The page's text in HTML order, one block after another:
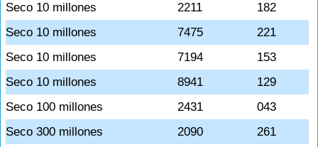
Seco 10 millones
2211
182
Seco 10 millones
7475
221
Seco 10 millones
7194
153
Seco 10 millones
8941
129
Seco 100 millones
2431
043
Seco 300 millones
2090
261